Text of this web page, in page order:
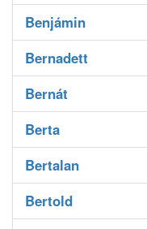
Benjámin
Bernadett
Bernát
Berta
Bertalan
Bertold